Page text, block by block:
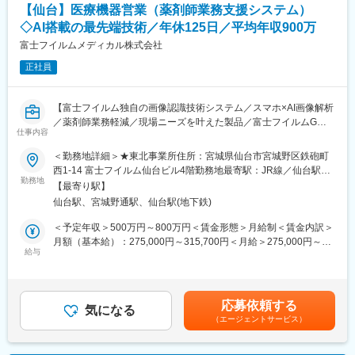
■配属組織
男性２名、女性１名で、非常に穏やかな雰囲気です
■働きやすさ
中途入社者の定着率が年々上昇しており、2024年度入社者で
100％定着を実現！
過去来、3割ほどだった離職率が23年度に1割、24年度で0を達成
しました
勉強会があり、新しい商品の知識を身に着けることが出来ます。
・独り立ち後も社用携帯で電話で先輩へ相談をしたり、日報やレ
ポートを全員で共有しコメントをもらいながらフォローいただけ
ます
■キャリアパス
主任→係長→課長→部長→本部長と昇進可能です
変更の範囲：会社の定める業務
まずは納品する医療機器の検品や仕訳作業を行います。完了後、
病院へ訪問し、現場との情報交換や提案活動を行います。また、
ご注文いただいた機器の納品や、院内の在庫管理も行い、医療現
場での機器の安定供給を実現させます。※一日の訪問件数は2～3
件程度。
【夕方】
当日使用した医療機器の確認と補充依頼を行います。その後、見
積書の作成などといった事務作業を行い終業となります。
中途入社者向けの全体研修に加え、現場で勉強を行うOJTなどの
教育体制が整っており、着実に知識・スキルを高めていただけま
す。入社後いきなり担当を持つことはございませんので、実務未
経験の方でも安心してご入社いただける環境です。
■低侵襲医療の魅力：
患者様の手術・検査に伴う痛みや出血などを可能な限り少なくす
■テスコ社について：
1973年の設立以降、 医療機器商社として成長してきた同社。
2013年には株式会社ウイン・インターナショナルと経営統合し、
【仙台】医療機器営業（薬剤師業務支援システム）
◇AI搭載の最先端技術／年休125日／平均年収900万
富士フイルムメディカル株式会社
正社員
仕事内容
【富士フイルム独自の画像認識技術システム／スマホ×AI画像解析
／薬剤師業務軽減／現場ニーズを叶えた製品／富士フイルムGの
日125日／手当・福利厚生充実】
■業務内容：
富士フイルムの画像処理技術を活かした調剤監査業務支援システ
ムのセールスを担当いただきます。
訪問先は保険調剤薬局、病院薬剤部の薬剤師・オーナー・院長・
事務長などです。その他にも代理店に対しても営業活動を行いま
だきます。
勤務地
＜勤務地詳細＞★東北事業所住所：宮城県仙台市宮城野区鉄砲町
西1-14 富士フイルム仙台ビル4階勤務地最寄駅：JR線／仙台駅受
動喫煙対策：屋内全面禁煙変更の範囲：会社の定める事業所（リ
モートワーク含む）
【最寄り駅】
仙台駅、宮城野通駅、仙台駅(地下鉄)
給与
＜予定年収＞500万円～800万円＜賃金形態＞月給制＜賃金内訳＞
月額（基本給）：275,000円～315,700円＜月給＞275,000円～
気になる 応募依頼する
（エージェントサービス）